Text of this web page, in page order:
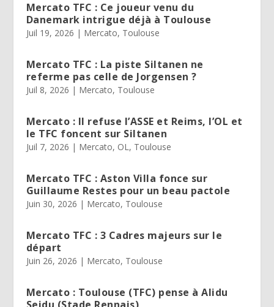
Mercato TFC : Ce joueur venu du
Danemark intrigue déjà à Toulouse
Juil 19, 2026 | Mercato, Toulouse
Mercato TFC : La piste Siltanen ne
referme pas celle de Jorgensen ?
Juil 8, 2026 | Mercato, Toulouse
Mercato : Il refuse l’ASSE et Reims, l’OL et
le TFC foncent sur Siltanen
Juil 7, 2026 | Mercato, OL, Toulouse
Mercato TFC : Aston Villa fonce sur
Guillaume Restes pour un beau pactole
Juin 30, 2026 | Mercato, Toulouse
Mercato TFC : 3 Cadres majeurs sur le
départ
Juin 26, 2026 | Mercato, Toulouse
Mercato : Toulouse (TFC) pense à Alidu